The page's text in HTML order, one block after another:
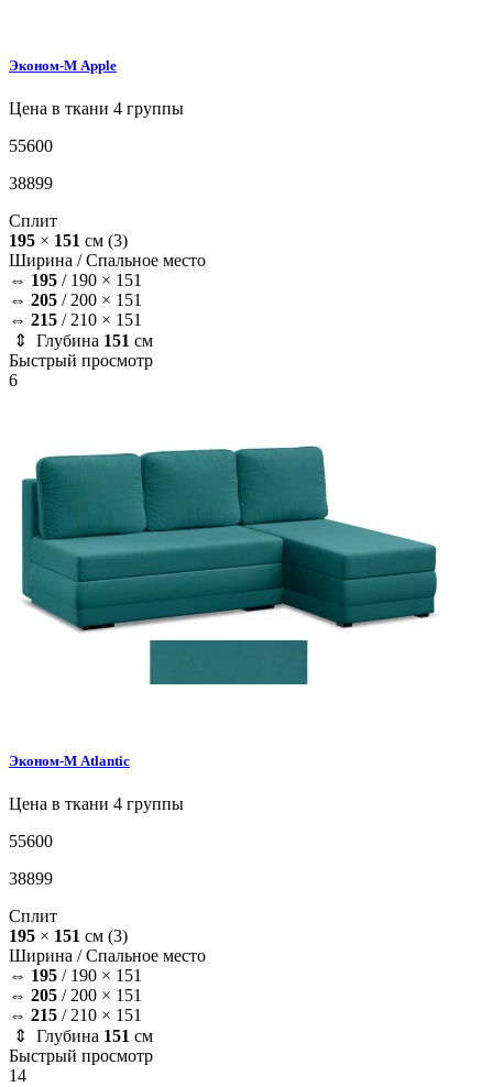
Эконом-М Apple
Цена в ткани 4 группы
55600
38899
Сплит
195 × 151 см (3)
Ширина /Спальное место
⇔ 195 / 190 × 151
⇔ 205 / 200 × 151
⇔ 215 / 210 × 151
⇕ Глубина 151 см
Быстрый просмотр
6
Эконом-М Atlantic
Цена в ткани 4 группы
55600
38899
Сплит
195 × 151 см (3)
Ширина /Спальное место
⇔ 195 / 190 × 151
⇔ 205 / 200 × 151
⇔ 215 / 210 × 151
⇕ Глубина 151 см
Быстрый просмотр
14